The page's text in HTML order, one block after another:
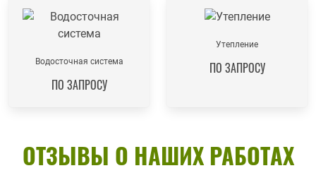
Водосточная система
ПО ЗАПРОСУ
Утепление
ПО ЗАПРОСУ
ОТЗЫВЫ О НАШИХ РАБОТАХ